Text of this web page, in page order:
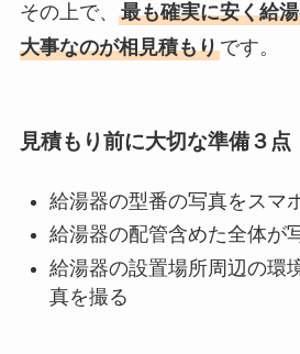
その上で、 最も確実に安く給
大事なのが相見積もりです。
見積もり前に大切な準備３点
給湯器の型番の写真をスマ
給湯器の配管含めた全体が
給湯器の設置場所周辺の環
真を撮る